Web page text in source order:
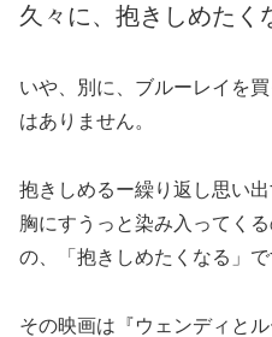
久々に、抱きしめたく
いや、別に、ブルーレイを
はありません。
抱きしめるー繰り返し思い
胸にすうっと染み入ってく
の、「抱きしめたくなる」で
その映画は『ウェンディと